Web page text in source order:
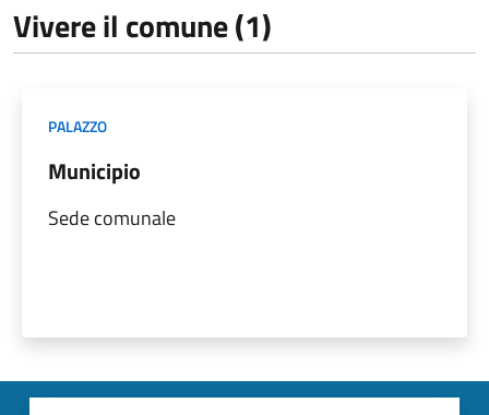
Vivere il comune (1)
PALAZZO
Municipio
Sede comunale